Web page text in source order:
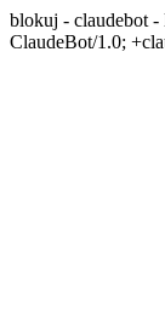
blokuj - claudebot
ClaudeBot/1.0;